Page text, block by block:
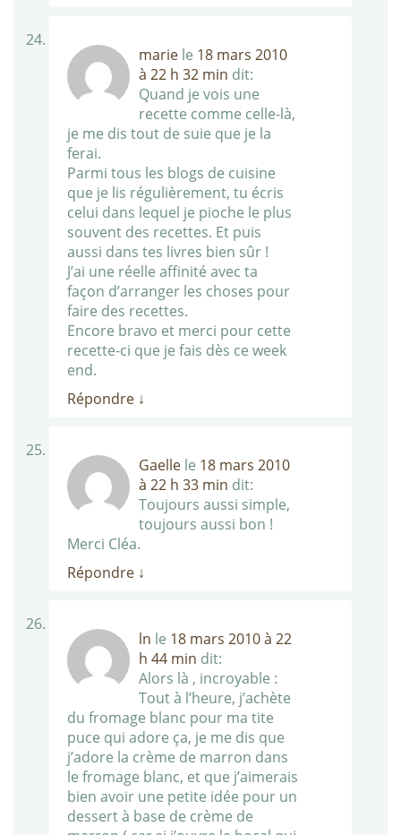
marie le 18 mars 2010
à 22 h 32 min dit:
Quand je vois une
recette comme celle-là,
je me dis tout de suie que je la
ferai.
Parmi tous les blogs de cuisine
que je lis régulièrement, tu écris
celui dans lequel je pioche le plus
souvent des recettes. Et puis
aussi dans tes livres bien sûr !
J’ai une réelle affinité avec ta
façon d’arranger les choses pour
faire des recettes.
Encore bravo et merci pour cette
recette-ci que je fais dès ce week
end.
Répondre ↓
Gaelle le 18 mars 2010
à 22 h 33 min dit:
Toujours aussi simple,
toujours aussi bon !
Merci Cléa.
Répondre ↓
ln le 18 mars 2010 à 22
h 44 min dit:
Alors là , incroyable :
Tout à l’heure, j’achète
du fromage blanc pour ma tite
puce qui adore ça, je me dis que
j’adore la crème de marron dans
le fromage blanc, et que j’aimerais
bien avoir une petite idée pour un
dessert à base de crème de